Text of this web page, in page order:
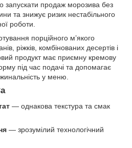
запускати продаж морозива без
та знижує ризик нестабільного
роботи.
порційного м’якого
ріжків, комбінованих десертів і
продукт має приємну кремову
під час подачі та допомагає
у меню.
— однакова текстура та смак
— зрозумілий технологічний